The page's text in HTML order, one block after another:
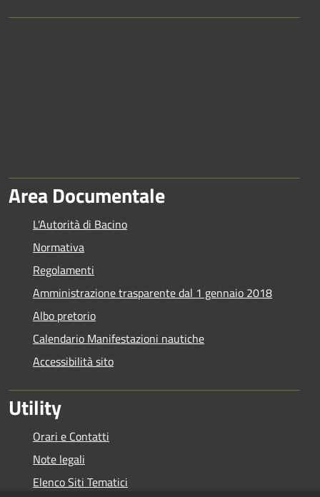
Area Documentale
L'Autorità di Bacino
Normativa
Regolamenti
Amministrazione trasparente dal 1 gennaio 2018
Albo pretorio
Calendario Manifestazioni nautiche
Accessibilità sito
Utility
Orari e Contatti
Note legali
Elenco Siti Tematici